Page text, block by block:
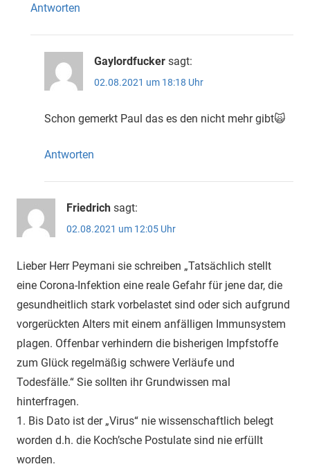
Antworten
Gaylordfucker sagt:
02.08.2021 um 18:18 Uhr
Schon gemerkt Paul das es den nicht mehr gibt🙀
Antworten
Friedrich sagt:
02.08.2021 um 12:05 Uhr
Lieber Herr Peymani sie schreiben „Tatsächlich stellt
eine Corona-Infektion eine reale Gefahr für jene dar, die
gesundheitlich stark vorbelastet sind oder sich aufgrund
vorgerückten Alters mit einem anfälligen Immunsystem
plagen. Offenbar verhindern die bisherigen Impfstoffe
zum Glück regelmäßig schwere Verläufe und
Todesfälle.“ Sie sollten ihr Grundwissen mal
hinterfragen.
1. Bis Dato ist der „Virus“ nie wissenschaftlich belegt
worden d.h. die Koch’sche Postulate sind nie erfüllt
worden.